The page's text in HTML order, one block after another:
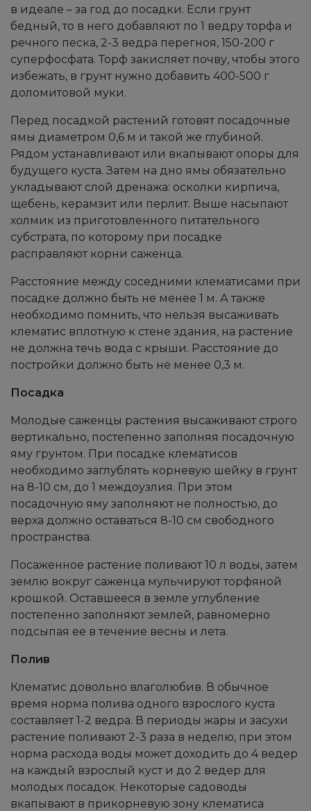
в идеале – за год до посадки. Если грунт
бедный, то в него добавляют по 1 ведру торфа и
речного песка, 2-3 ведра перегноя, 150-200 г
суперфосфата. Торф закисляет почву, чтобы этого
избежать, в грунт нужно добавить 400-500 г
доломитовой муки.
Перед посадкой растений готовят посадочные
ямы диаметром 0,6 м и такой же глубиной.
Рядом устанавливают или вкапывают опоры для
будущего куста. Затем на дно ямы обязательно
укладывают слой дренажа: осколки кирпича,
щебень, керамзит или перлит. Выше насыпают
холмик из приготовленного питательного
субстрата, по которому при посадке
расправляют корни саженца.
Расстояние между соседними клематисами при
посадке должно быть не менее 1 м. А также
необходимо помнить, что нельзя высаживать
клематис вплотную к стене здания, на растение
не должна течь вода с крыши. Расстояние до
постройки должно быть не менее 0,3 м.
Посадка
Молодые саженцы растения высаживают строго
вертикально, постепенно заполняя посадочную
яму грунтом. При посадке клематисов
необходимо заглублять корневую шейку в грунт
на 8-10 см, до 1 междоузлия. При этом
посадочную яму заполняют не полностью, до
верха должно оставаться 8-10 см свободного
пространства.
Посаженное растение поливают 10 л воды, затем
землю вокруг саженца мульчируют торфяной
крошкой. Оставшееся в земле углубление
постепенно заполняют землей, равномерно
подсыпая ее в течение весны и лета.
Полив
Клематис довольно влаголюбив. В обычное
время норма полива одного взрослого куста
составляет 1-2 ведра. В периоды жары и засухи
растение поливают 2-3 раза в неделю, при этом
норма расхода воды может доходить до 4 ведер
на каждый взрослый куст и до 2 ведер для
молодых посадок. Некоторые садоводы
вкапывают в прикорневую зону клематиса